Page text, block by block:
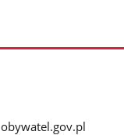
obywatel.gov.pl